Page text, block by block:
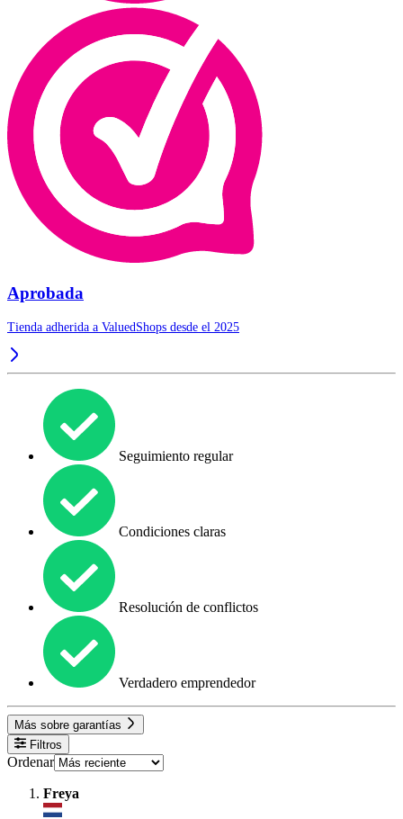
Aprobada
Tienda adherida a ValuedShops desde el 2025
Seguimiento regular
Condiciones claras
Resolución de conflictos
Verdadero emprendedor
Más sobre garantías
Filtros
Ordenar
Freya